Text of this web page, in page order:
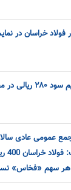
خراسان در
مجمع عمومی سالانه فخاس
سهم «فخاس»